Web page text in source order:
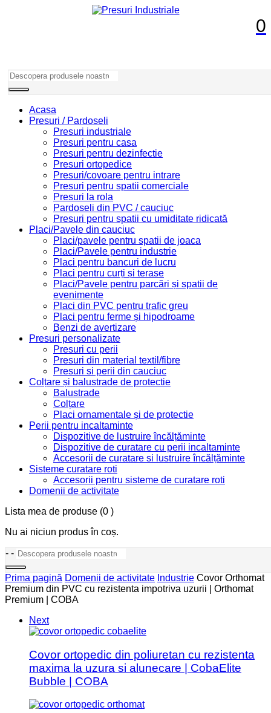
0
Acasa
Presuri / Pardoseli
Presuri industriale
Presuri pentru casa
Presuri pentru dezinfectie
Presuri ortopedice
Presuri/covoare pentru intrare
Presuri pentru spatii comerciale
Presuri la rola
Pardoseli din PVC / cauciuc
Presuri pentru spatii cu umiditate ridicată
Placi/Pavele din cauciuc
Placi/pavele pentru spatii de joaca
Placi/Pavele pentru industrie
Placi pentru bancuri de lucru
Placi pentru curți și terase
Placi/Pavele pentru parcări și spatii de
evenimente
Placi din PVC pentru trafic greu
Placi pentru ferme și hipodroame
Benzi de avertizare
Presuri personalizate
Presuri cu perii
Presuri din material textil/fibre
Presuri si perii din cauciuc
Colțare și balustrade de protectie
Balustrade
Colțare
Placi ornamentale și de protectie
Perii pentru incaltaminte
Dispozitive de lustruire încălțăminte
Dispozitive de curatare cu perii incaltaminte
Accesorii de curatare si lustruire încălțăminte
Sisteme curatare roti
Accesorii pentru sisteme de curatare roti
Domenii de activitate
Lista mea de produse (0 )
Nu ai niciun produs în coș.
- -
Prima pagină Domenii de activitate Industrie Covor Orthomat
Premium din PVC cu rezistenta impotriva uzurii | Orthomat
Premium | COBA
Next
Covor ortopedic din poliuretan cu rezistenta
maxima la uzura si alunecare | CobaElite
Bubble | COBA